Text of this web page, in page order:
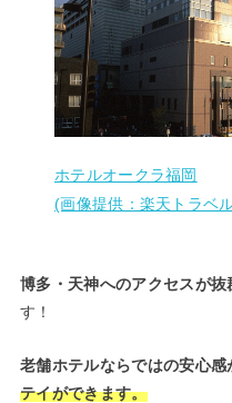
ホテルオークラ福岡
(画像提供：楽天トラベ
博多・天神へのアクセスが抜
す！
老舗ホテルならではの安心感
テイができます。